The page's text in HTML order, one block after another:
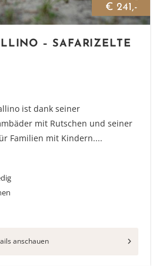
€ 241,-
– SAFARIZELTE
ist dank seiner
mit Rutschen und seiner
Familien mit Kindern....
anschauen